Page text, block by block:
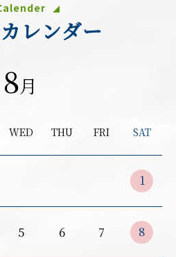
レンダー
8月
WED THU FRI SAT
1
5 6 7 8